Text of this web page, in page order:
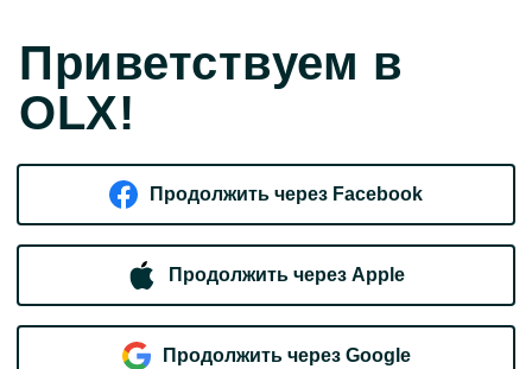
Приветствуем в
OLX!
Продолжить через Facebook
Продолжить через Apple
Продолжить через Google